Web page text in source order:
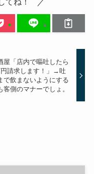
屋「店内で嘔吐したら
円請求します！」→吐
で飲まないようにする
客側のマナーでしょ。